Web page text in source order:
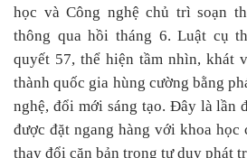
học và Công nghệ chủ trì soạn
thông qua hồi tháng 6. Luật cụ
quyết 57, thể hiện tầm nhìn, khát
thành quốc gia hùng cường bằng
nghệ, đổi mới sáng tạo. Đây là lần
được đặt ngang hàng với khoa học
thay đổi căn bản trong tư duy phát